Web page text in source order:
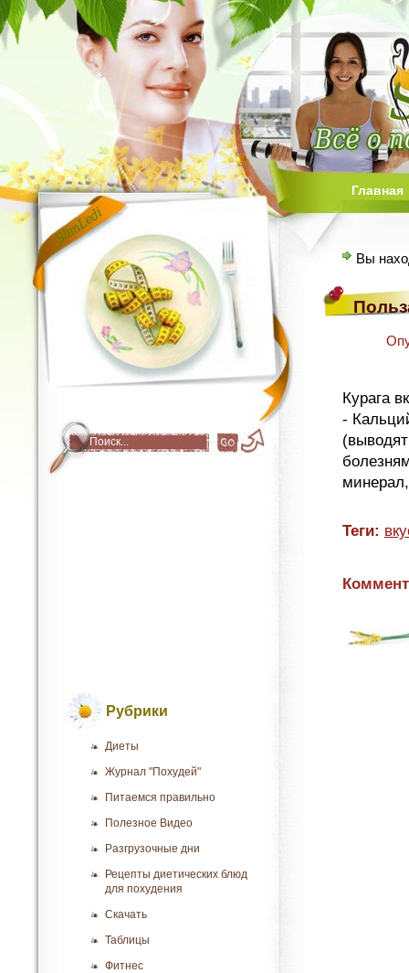
Главная
Рубрики
Диеты
Журнал "Похудей"
Питаемся правильно
Полезное Видео
Разгрузочные дни
Рецепты диетических блюд
для похудения
Скачать
Таблицы
Фитнес
Вы
Курага
-
Теги: